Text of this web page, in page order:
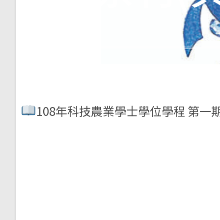
108年科技農業學士學位學程 第一